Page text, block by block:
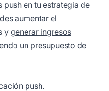
push en tu estrategia de
aumentar el
y generar ingresos
un presupuesto de
push.